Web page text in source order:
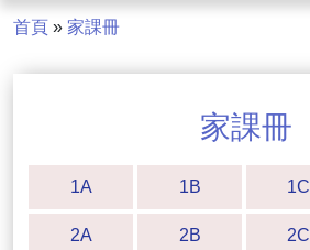
首頁 » 家課冊
家課冊
1A 1B 1C
2A 2B 2C